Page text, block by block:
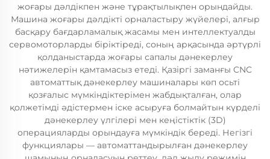
жоғары дәлдікпен және тұрақтылықпен орындайды.
Машина жоғары дәлдікті орналастыру жүйелері, алғыр
басқару бағдарламалық жасамы мен интеллектуалды
сервомоторларды біріктіреді, соның арқасында әртүрлі
қолданыстарда жоғары сапалы дәнекерлеу
нәтижелерін қамтамасыз етеді. Қазіргі заманғы CNC
автоматтық дәнекерлеу машиналары көп осьті
қозғалыс мүмкіндіктерімен жабдықталған, олар
қолжетімді әдістермен іске асыруға болмайтын күрделі
дәнекерлеу үлгілері мен кеңістіктік (3D)
операцияларды орындауға мүмкіндік береді. Негізгі
функциялары — автоматтандырылған дәнекерлеу